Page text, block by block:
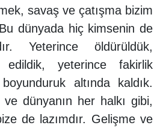
savaş ve çatışma bizim
dünyada hiç kimsenin de
Yeterince öldürüldük,
edildik, yeterince fakirlik
altında kaldık.
dünyanın her halkı gibi,
de lazımdır. Gelişme ve